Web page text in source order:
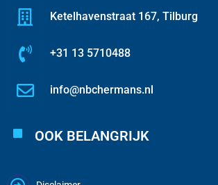
Ketelhavenstraat 167, Tilburg
+31 13 5710488
info@nbchermans.nl
OOK BELANGRIJK